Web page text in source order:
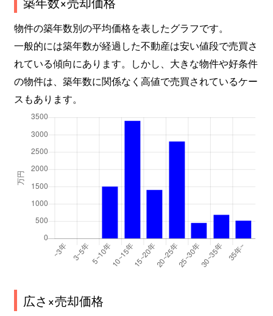
物件の築年数別の平均価格を表したグラフです。
一般的には築年数が経過した不動産は安い値段で売買さ
れている傾向にあります。しかし、大きな物件や好条件
の物件は、築年数に関係なく高値で売買されているケー
スもあります。
広さ×売却価格